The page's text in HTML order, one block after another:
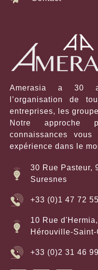
Amerasia a 30
l’organisation de
entreprises, les
Notre approche
connaissances
expérience dans le
30 Rue Pasteur,
Suresnes
+33 (0)1 47 72
10 Rue
Hérouville-
+33 (0)2 31 46